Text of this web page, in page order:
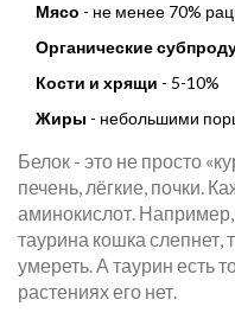
Мясо - не менее 70%
Органические
Кости и хрящи - 5-10%
Жиры - небольшими
Белок - это не просто
печень, лёгкие, почки.
аминокислот.
таурина кошка
умереть. А таурин есть
растениях его нет.